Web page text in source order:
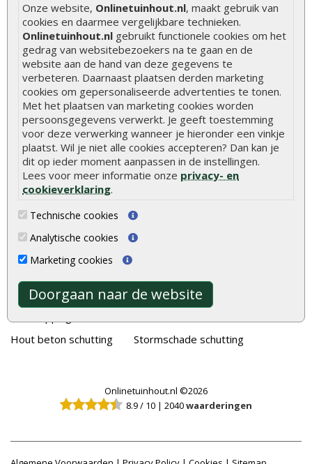
Onze website, Onlinetuinhout.nl, maakt gebruik van
cookies en daarmee vergelijkbare technieken.
Onlinetuinhout.nl gebruikt functionele cookies om het
gedrag van websitebezoekers na te gaan en de
website aan de hand van deze gegevens te
verbeteren. Daarnaast plaatsen derden marketing
cookies om gepersonaliseerde advertenties te tonen.
Met het plaatsen van marketing cookies worden
persoonsgegevens verwerkt. Je geeft toestemming
voor deze verwerking wanneer je hieronder een vinkje
plaatst. Wil je niet alle cookies accepteren? Dan kan je
dit op ieder moment aanpassen in de instellingen.
Lees voor meer informatie onze privacy- en
cookieverklaring.
Technische cookies
Analytische cookies
Marketing cookies
Doorgaan naar de website
Hoe schutting plaatsen
De 9 beste tuinschermen van Onlinetuinhout.nl
Stijlvolle houtsoorten voor in de tuin
Duurzame tuin
Welke palen voor een schapenhek
Alle populaire categorieën
Tuinhout
Schutting
Blokhutten
Hout beton schutting
Tuindeuren
Tuinschermen
Aanbiedingen
Stormschade schutting
Onlinetuinhout.nl ©2026
8.9/ 10 | 2040waarderingen